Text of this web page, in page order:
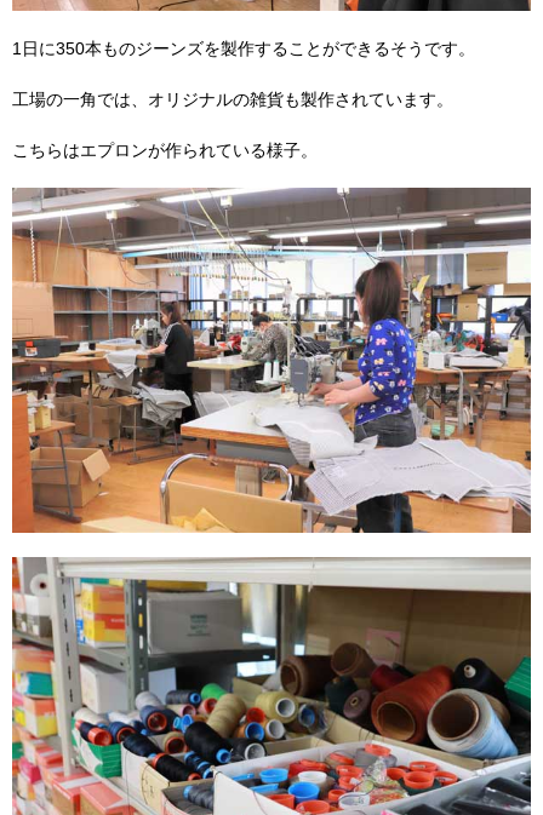
1日に350本ものジーンズを製作することができるそうです。
工場の一角では、オリジナルの雑貨も製作されています。
こちらはエプロンが作られている様子。